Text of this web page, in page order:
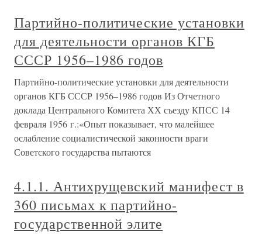
Партийно-политические установки
для деятельности органов КГБ
СССР 1956–1986 годов
Партийно-политические установки для деятельности
органов КГБ СССР 1956–1986 годов Из Отчетного
доклада Центрального Комитета ХХ съезду КПСС 14
февраля 1956 г.:«Опыт показывает, что малейшее
ослабление социалистической законности враги
Советского государства пытаются
4.1.1. Антихрущевский манифест в
360 письмах к партийно-
государственной элите